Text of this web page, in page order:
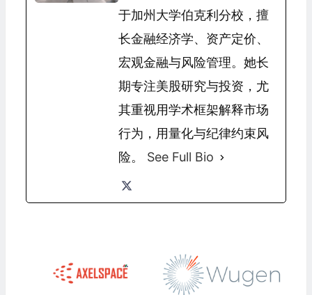
于加州大学伯克利分校，擅
长金融经济学、资产定价、
宏观金融与风险管理。她长
期专注美股研究与投资，尤
其重视用学术框架解释市场
行为，用量化与纪律约束风
险。 See Full Bio